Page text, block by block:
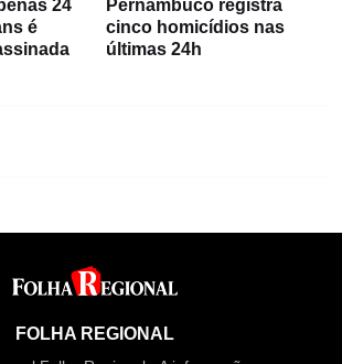
24
é
Pernambuco registra
cinco homicídios nas
últimas 24h
FOLHA REGIONAL